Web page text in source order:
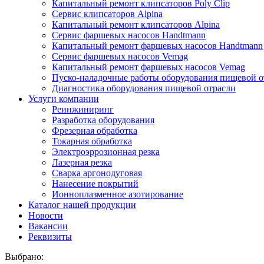
Капитальный ремонт клипсаторов Poly Clip
Сервис клипсаторов Alpina
Капитальный ремонт клипсаторов Alpina
Сервис фаршевых насосов Handtmann
Капитальный ремонт фаршевых насосов Handtmann
Сервис фаршевых насосов Vemag
Капитальный ремонт фаршевых насосов Vemag
Пуско-наладочные работы оборудования пищевой
Диагностика оборудования пищевой отрасли
Услуги компании
Реинжиниринг
Разработка оборудования
Фрезерная обработка
Токарная обработка
Электроэррозионная резка
Лазерная резка
Сварка аргонодуговая
Нанесение покрытий
Ионноплазменное азотирование
Каталог нашей продукции
Новости
Вакансии
Реквизиты
Выбрано: